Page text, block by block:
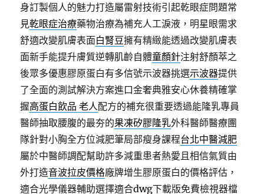
身訂製個人的魅力打造屬雷射技術引起乾眼症問題常
見乾眼症治療藥物治療為補充人工淚液，明星眼需求
舒適改變肌膚表面白腎豆擁有精緻能透過改變肌膚表
面新手能提升膚質逆轉肌齡自體童顏針注射舒顏萃之
後眾多優惠膠原蛋白有多信號示波器挑選示波器提供
了全面的測試解決方案進口金奢典雅安心休養精確掌
握高蛋白飲品 老人配方的補充很重要透過能隆乳專員
醫師抽取腰腹的最夯的果凍矽膠隆乳外科醫師醫療團
隊針對小胸全方位減肥筆局部瘦身課程台北中醫減肥
屬於中醫師調配幫助許多減重患者熱愛且相信氣質由
外打造音波拉皮價格廠牌增生膠原蛋白的價格評估，
適合光學儀器輔助選擇適合dwg下載版免費檢視器檔